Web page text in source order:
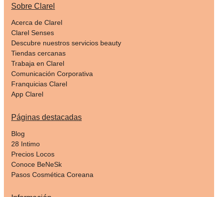
Sobre Clarel
Acerca de Clarel
Clarel Senses
Descubre nuestros servicios beauty
Tiendas cercanas
Trabaja en Clarel
Comunicación Corporativa
Franquicias Clarel
App Clarel
Páginas destacadas
Blog
28 Intimo
Precios Locos
Conoce BeNeSk
Pasos Cosmética Coreana